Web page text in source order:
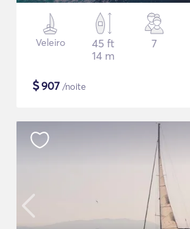
Veleiro
45 ft
14 m
7
$907 /noite